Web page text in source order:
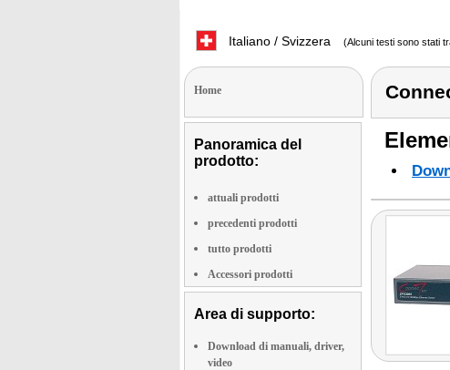
Italiano / Svizzera (Alcuni testi sono stati
Home
Panoramica del
prodotto:
attuali prodotti
precedenti prodotti
tutto prodotti
Accessori prodotti
Area di supporto:
Download di manuali, driver,
video